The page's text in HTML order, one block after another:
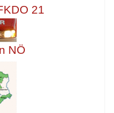
21
NÖ